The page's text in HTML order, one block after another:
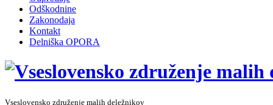
Odškodnine
Zakonodaja
Kontakt
Delniška OPORA
Vseslovensko združenje malih deležnikov